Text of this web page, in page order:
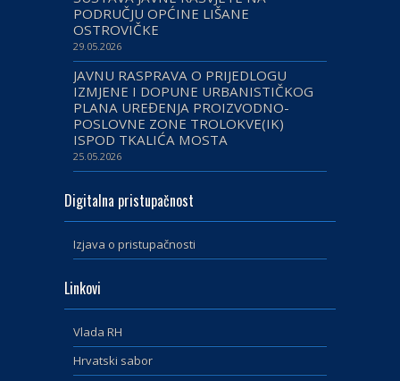
PODRUČJU OPĆINE LIŠANE
OSTROVIČKE
29.05.2026
JAVNU RASPRAVA O PRIJEDLOGU
IZMJENE I DOPUNE URBANISTIČKOG
PLANA UREĐENJA PROIZVODNO-
POSLOVNE ZONE TROLOKVE(IK)
ISPOD TKALIĆA MOSTA
25.05.2026
Digitalna pristupačnost
Izjava o pristupačnosti
Linkovi
Vlada RH
Hrvatski sabor